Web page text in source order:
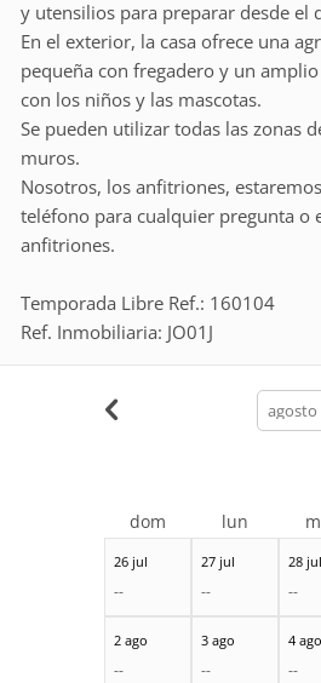
y utensilios para preparar desde el
En el exterior, la casa ofrece una
pequeña con fregadero y un
con los niños y las mascotas.
Se pueden utilizar todas las zonas
muros.
Nosotros, los anfitriones,
teléfono para cualquier pregunta o
anfitriones.
Temporada Libre Ref.: 160104
Ref. Inmobiliaria: JO01J
month
26 jul
--
27 jul
--
28 jul
--
2 ago
--
3 ago
--
4 ago
--
dom lun